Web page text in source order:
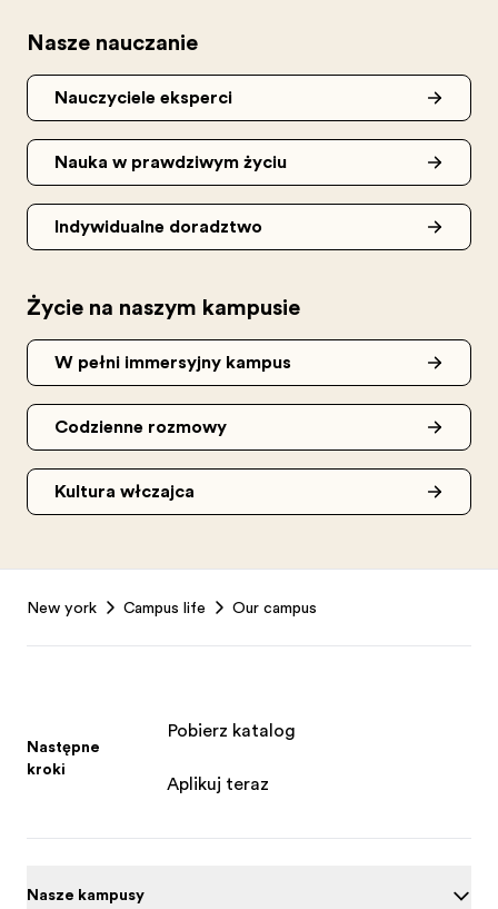
Nasze nauczanie
Nauczyciele eksperci
Nauka w prawdziwym życiu
Indywidualne doradztwo
Życie na naszym kampusie
W pełni immersyjny kampus
Codzienne rozmowy
Kultura włączająca
New york Campus life Our campus
Następne
kroki
Pobierz katalog
Aplikuj teraz
Nasze kampusy